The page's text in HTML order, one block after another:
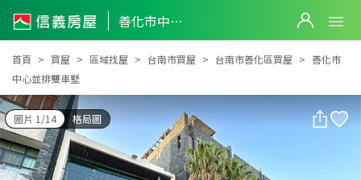
善化市中心並排雙車墅
善化市中心並排雙車墅
首頁 買屋 區域找屋 台南市買屋 台南市善化區買屋
善化市
中心並排雙車墅
圖片 1/14 格局圖